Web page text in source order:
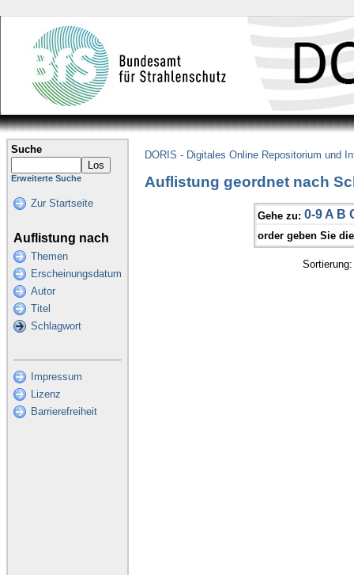
Suche
Erweiterte Suche
Zur Startseite
Auflistung nach
Themen
Erscheinungsdatum
Autor
Titel
Schlagwort
Impressum
Lizenz
Barrierefreiheit
DORIS - Digitales Online Repositorium und
Auflistung geordnet nach
Gehe zu: 0-9 A B
order geben Sie